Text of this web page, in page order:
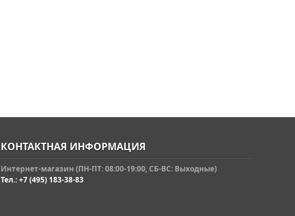
КОНТАКТНАЯ ИНФОРМАЦИЯ
Интернет-магазин (ПН-ПТ: 08:00-19:00, СБ-ВС: Выходные)
Тел.: +7 (495) 183-38-83